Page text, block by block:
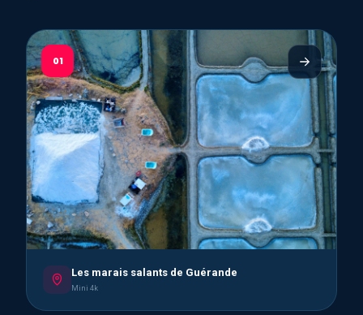
01
Les marais salants de Guérande
Mini 4k